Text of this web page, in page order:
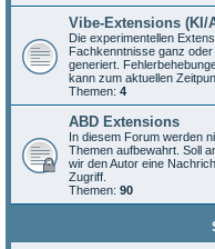
Vibe-Extensions (KI/
Die experimentellen
Fachkenntnisse ganz
generiert.
kann zum aktuellen
Themen: 4
ABD Extensions
In diesem Forum werden
Themen aufbewahrt. Soll
wir den Autor eine
Zugriff.
Themen: 90